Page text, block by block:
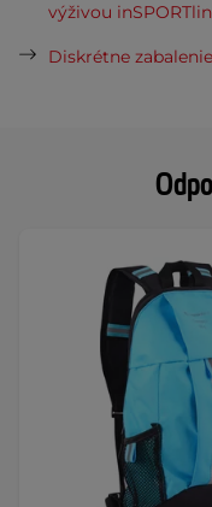
výživou
Diskrétne zabalenie